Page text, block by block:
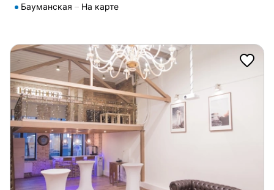
Бауманская На карте